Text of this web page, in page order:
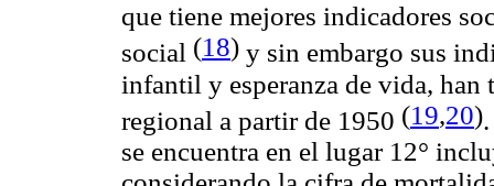
que tiene mejores indicadores
social (18) y sin embargo sus
infantil y esperanza de vida,
regional a partir de 1950 (19,20)
se encuentra en el lugar 12°